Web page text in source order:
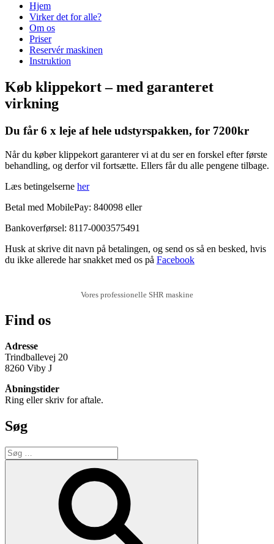
Hjem
Virker det for alle?
Om os
Priser
Reservér maskinen
Instruktion
Køb klippekort – med garanteret
virkning
Du får 6 x leje af hele udstyrspakken, for 7200kr
Når du køber klippekort garanterer vi at du ser en forskel efter første
behandling, og derfor vil fortsætte. Ellers får du alle pengene tilbage.
Læs betingelserne her
Betal med MobilePay: 840098 eller
Bankoverførsel: 8117-0003575491
Husk at skrive dit navn på betalingen, og send os så en besked, hvis
du ikke allerede har snakket med os på Facebook
Vores professionelle SHR maskine
Find os
Adresse
Trindballevej 20
8260 Viby J
Åbningstider
Ring eller skriv for aftale.
Søg
Søg
efter: